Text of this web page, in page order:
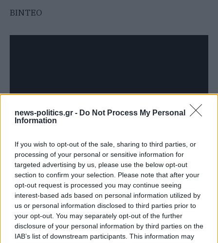
news-politics.gr - Do Not Process My Personal
Information
If you wish to opt-out of the sale, sharing to third parties, or
processing of your personal or sensitive information for
targeted advertising by us, please use the below opt-out
section to confirm your selection. Please note that after your
opt-out request is processed you may continue seeing
interest-based ads based on personal information utilized by
us or personal information disclosed to third parties prior to
your opt-out. You may separately opt-out of the further
disclosure of your personal information by third parties on the
IAB’s list of downstream participants. This information may
BINTEO
ΣΥΝΕΧΊΣΤΕ ΝΑ ΔΙΑΒΆΖΕΤΕ